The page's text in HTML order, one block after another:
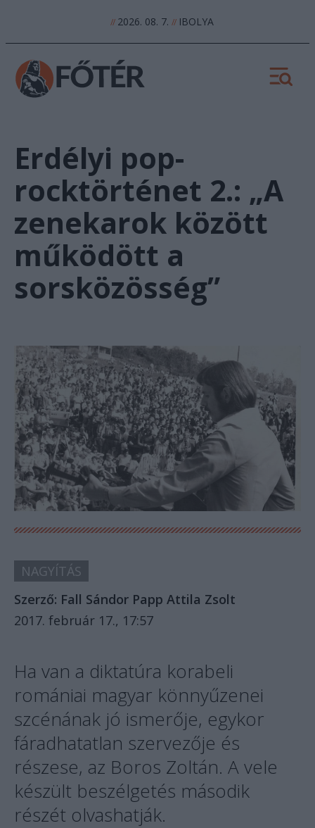
//2026. 08. 7. //IBOLYA
Erdélyi pop-
rocktörténet 2.: „A
zenekarok között
működött a
sorsközösség”
NAGYÍTÁS
Szerző: Fall Sándor Papp Attila Zsolt
2017. február 17., 17:57
Ha van a diktatúra korabeli
romániai magyar könnyűzenei
szcénának jó ismerője, egykor
fáradhatatlan szervezője és
részese, az Boros Zoltán. A vele
készült beszélgetés második
részét olvashatják.